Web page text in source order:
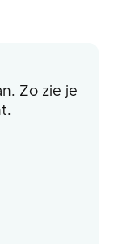
Zo zie je